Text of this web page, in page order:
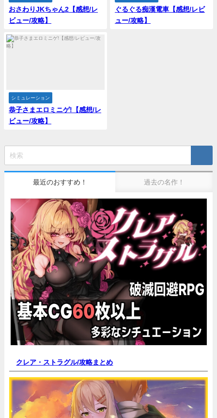
おさわりJKちゃん2【感想/レ
ビュー/攻略】
ぐるぐる痴漢電車【感想/レビ
ュー/攻略】
シミュレーション
恭子さまエロミニゲ!【感想/レ
ビュー/攻略】
最近のおすすめ！ 過去の名作！
クレア・ストラグル/攻略まとめ